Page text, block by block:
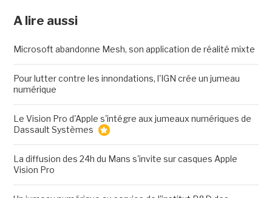
A lire aussi
Microsoft abandonne Mesh, son application de réalité mixte
Pour lutter contre les innondations, l'IGN crée un jumeau
numérique
Le Vision Pro d'Apple s'intégre aux jumeaux numériques de
Dassault Systèmes
La diffusion des 24h du Mans s'invite sur casques Apple
Vision Pro